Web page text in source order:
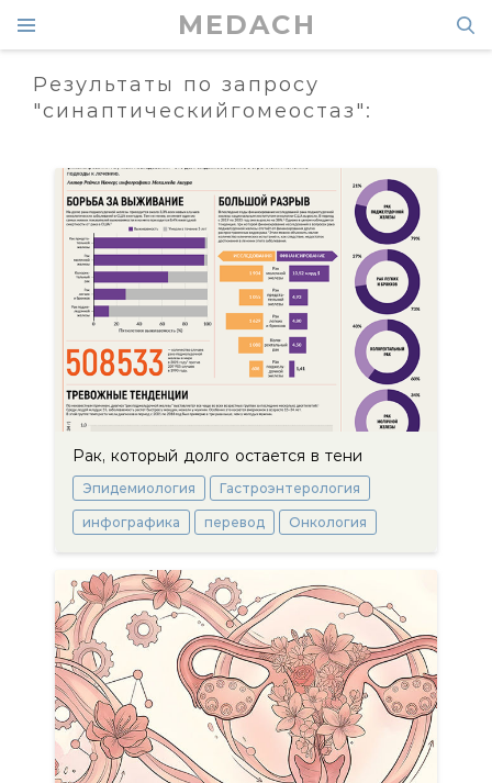
MEDACH
Результаты по запросу
"синаптическийгомеостаз":
Рак, который долго остается в тени
Эпидемиология Гастроэнтерология
инфографика перевод Онкология